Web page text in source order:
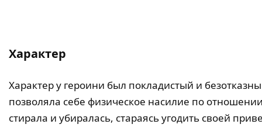
Характер
Характер у героини был покладистый и
позволяла себе физическое насилие по
стирала и убиралась, стараясь угодить своей